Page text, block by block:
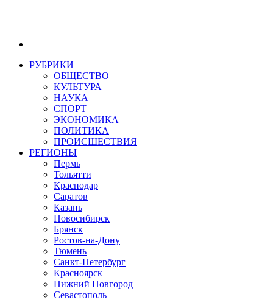
РУБРИКИ
ОБЩЕСТВО
КУЛЬТУРА
НАУКА
СПОРТ
ЭКОНОМИКА
ПОЛИТИКА
ПРОИСШЕСТВИЯ
РЕГИОНЫ
Пермь
Тольятти
Краснодар
Саратов
Казань
Новосибирск
Брянск
Ростов-на-Дону
Тюмень
Санкт-Петербург
Красноярск
Нижний Новгород
Севастополь